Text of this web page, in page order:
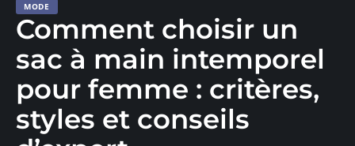
MODE
Comment choisir un
sac à main intemporel
pour femme : critères,
styles et conseils